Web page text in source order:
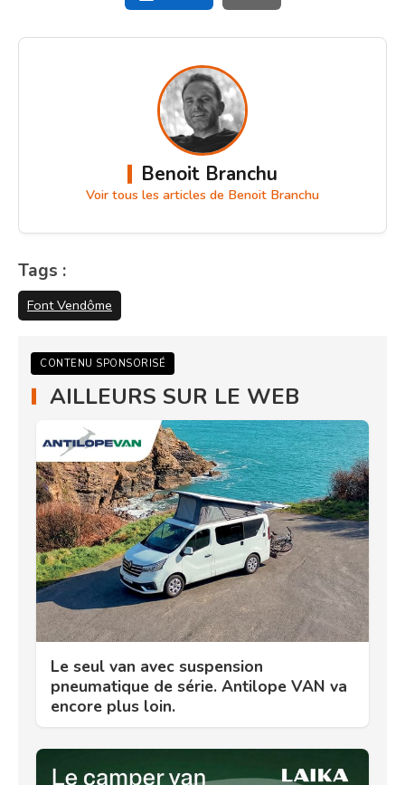
Benoit Branchu
Voir tous les articles de Benoit Branchu
Tags :
Font Vendôme
CONTENU SPONSORISÉ
AILLEURS SUR LE WEB
Le seul van avec suspension
pneumatique de série. Antilope VAN va
encore plus loin.